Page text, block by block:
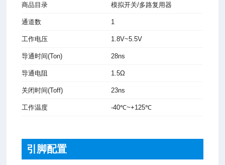
商品目录 模拟开关/多路复用器
通道数 1
工作电压 1.8V~5.5V
导通时间(Ton) 28ns
导通电阻 1.5Ω
关闭时间(Toff) 23ns
工作温度 -40℃~+125℃
引脚配置